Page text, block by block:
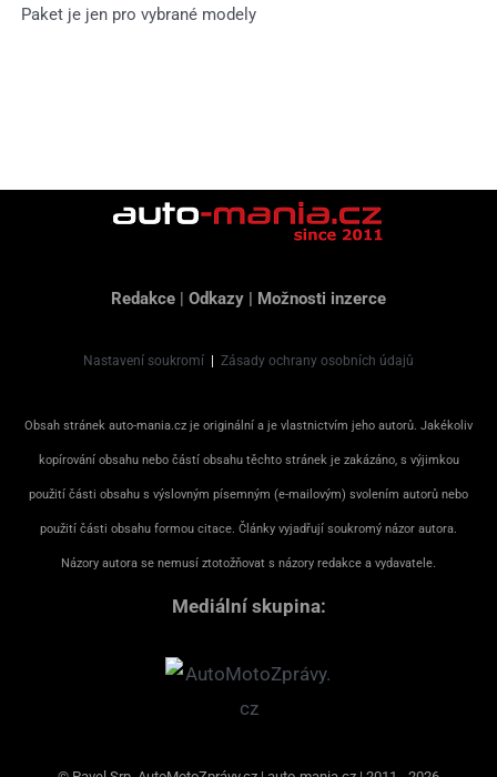
Paket je jen pro vybrané modely
Redakce | Odkazy | Možnosti inzerce
Nastavení soukromí | Zásady ochrany osobních údajů
Obsah stránek auto-mania.cz je originální a je vlastnictvím jeho autorů. Jakékoliv
kopírování obsahu nebo částí obsahu těchto stránek je zakázáno, s výjimkou
použití části obsahu s výslovným písemným (e-mailovým) svolením autorů nebo
použití části obsahu formou citace. Články vyjadřují soukromý názor autora.
Názory autora se nemusí ztotožňovat s názory redakce a vydavatele.
Mediální skupina: